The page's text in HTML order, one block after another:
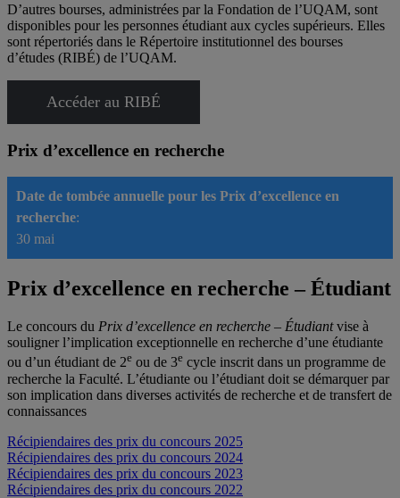
D’autres bourses, administrées par la Fondation de l’UQAM, sont
disponibles pour les personnes étudiant aux cycles supérieurs. Elles
sont répertoriés dans le Répertoire institutionnel des bourses
d’études (RIBÉ) de l’UQAM.
Accéder au RIBÉ
Prix d’excellence en recherche
Date de tombée annuelle pour les Prix d’excellence en
recherche:
30 mai
Prix d’excellence en recherche – Étudiant
Le concours du Prix d’excellence en recherche – Étudiantvise à
souligner l’implication exceptionnelle en recherche d’une étudiante
ou d’un étudiant de 2e ou de 3e cycle inscrit dans un programme de
recherche la Faculté. L’étudiante ou l’étudiant doit se démarquer par
son implication dans diverses activités de recherche et de transfert de
connaissances
Récipiendaires des prix du concours 2025
Récipiendaires des prix du concours 2024
Récipiendaires des prix du concours 2023
Récipiendaires des prix du concours 2022